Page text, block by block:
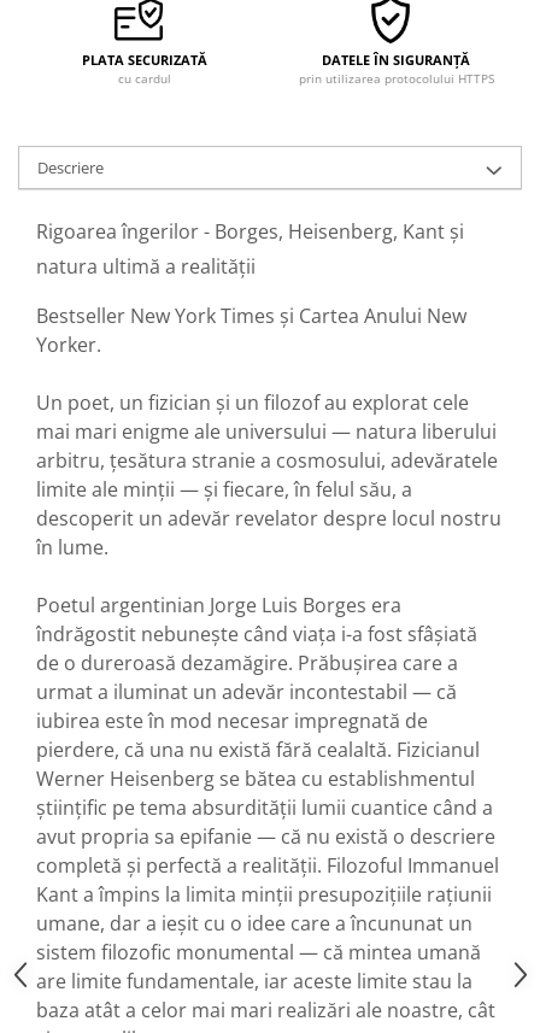
PLATA SECURIZATĂ
cu cardul
DATELE ÎN SIGURANȚĂ
prin utilizarea protocolului HTTPS
Descriere
Rigoarea îngerilor - Borges, Heisenberg, Kant și
natura ultimă a realității
Bestseller New York Times și Cartea Anului New
Yorker.
Un poet, un fizician și un filozof au explorat cele
mai mari enigme ale universului — natura liberului
arbitru, țesătura stranie a cosmosului, adevăratele
limite ale minții — și fiecare, în felul său, a
descoperit un adevăr revelator despre locul nostru
în lume.
Poetul argentinian Jorge Luis Borges era
îndrăgostit nebunește când viața i-a fost sfâșiată
de o dureroasă dezamăgire. Prăbușirea care a
urmat a iluminat un adevăr incontestabil — că
iubirea este în mod necesar impregnată de
pierdere, că una nu există fără cealaltă. Fizicianul
Werner Heisenberg se bătea cu establishmentul
științific pe tema absurdității lumii cuantice când a
avut propria sa epifanie — că nu există o descriere
completă și perfectă a realității. Filozoful Immanuel
Kant a împins la limita minții presupozițiile rațiunii
umane, dar a ieșit cu o idee care a încununat un
sistem filozofic monumental — că mintea umană
are limite fundamentale, iar aceste limite stau la
baza atât a celor mai mari realizări ale noastre, cât